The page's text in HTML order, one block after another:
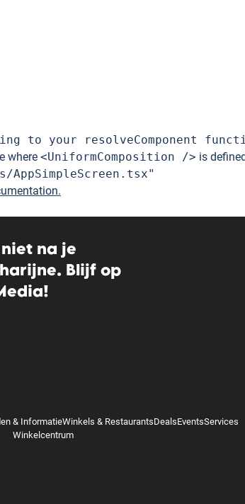
to your resolveComponent
where <UniformComposition /> is
na je
Blijf op
& InformatieWinkels & RestaurantsDealsEventsServices
Winkelcentrum